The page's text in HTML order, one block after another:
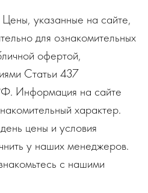
указанные на сайте,
для ознакомительных
офертой,
Статьи 437
Информация на сайте
характер.
цены и условия
у наших менеджеров.
с нашими